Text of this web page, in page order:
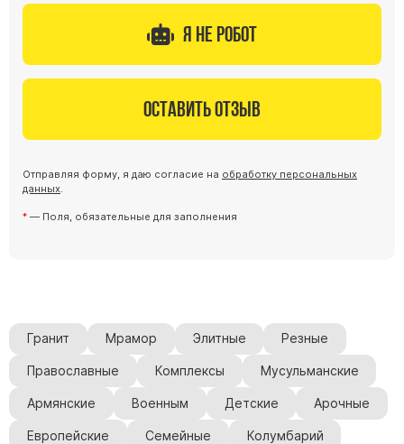
Я не робот
Оставить отзыв
Отправляя форму, я даю согласие на обработку персональных
данных
— Поля, обязательные для заполнения
Гранит Мрамор Элитные Резные
Православные Комплексы Мусульманские
Армянские Военным Детские Арочные
Европейские Семейные Колумбарий